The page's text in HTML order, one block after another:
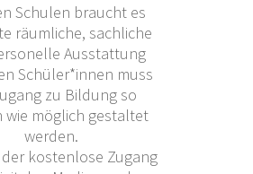
Schulen braucht es
räumliche, sachliche
Ausstattung
Schüler*innen muss
zu Bildung so
wie möglich gestaltet
werden.
der kostenlose Zugang